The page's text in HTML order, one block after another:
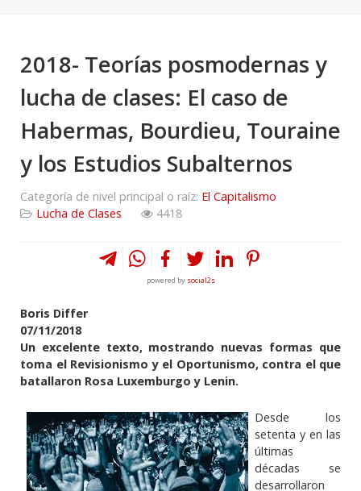
2018- Teorías posmodernas y
lucha de clases: El caso de
Habermas, Bourdieu, Touraine
y los Estudios Subalternos
Categoría de nivel principal o raíz: El Capitalismo
Lucha de Clases
4418
powered by social2s
Boris Differ
07/11/2018
Un excelente texto, mostrando nuevas formas que
toma el Revisionismo y el Oportunismo, contra el que
batallaron Rosa Luxemburgo y Lenin.
Desde los
setenta y en las
últimas
décadas se
desarrollaron